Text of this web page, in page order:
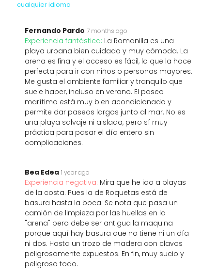
cualquier idioma
Fernando Pardo 7 months ago
Experiencia fantástica: La Romanilla es una
playa urbana bien cuidada y muy cómoda. La
arena es fina y el acceso es fácil, lo que la hace
perfecta para ir con niños o personas mayores.
Me gusta el ambiente familiar y tranquilo que
suele haber, incluso en verano. El paseo
marítimo está muy bien acondicionado y
permite dar paseos largos junto al mar. No es
una playa salvaje ni aislada, pero sí muy
práctica para pasar el día entero sin
complicaciones.
Bea Edea 1 year ago
Experiencia negativa: Mira que he ido a playas
de la costa. Pues la de Roquetas está de
basura hasta la boca. Se nota que pasa un
camión de limpieza por las huellas en la
"arena" pero debe ser antigua la maquina
porque aquí hay basura que no tiene ni un día
ni dos. Hasta un trozo de madera con clavos
peligrosamente expuestos. En fin, muy sucio y
peligroso todo.